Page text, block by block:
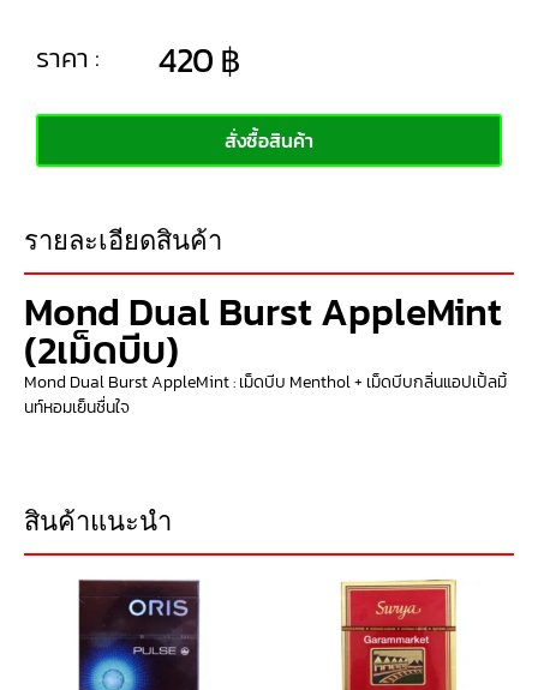
ราคา : 420฿
สั่งซื้อสินค้า
รายละเอียดสินค้า
Mond Dual Burst AppleMint
(2เม็ดบีบ)
Mond Dual Burst AppleMint : เม็ดบีบ Menthol + เม็ดบีบกลิ่นแอปเปิ้ลมิ้
นท์หอมเย็นชื่นใจ
สินค้าแนะนำ